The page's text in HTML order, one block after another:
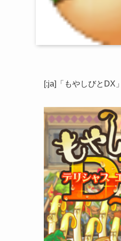
[:ja]「もやしびとDX